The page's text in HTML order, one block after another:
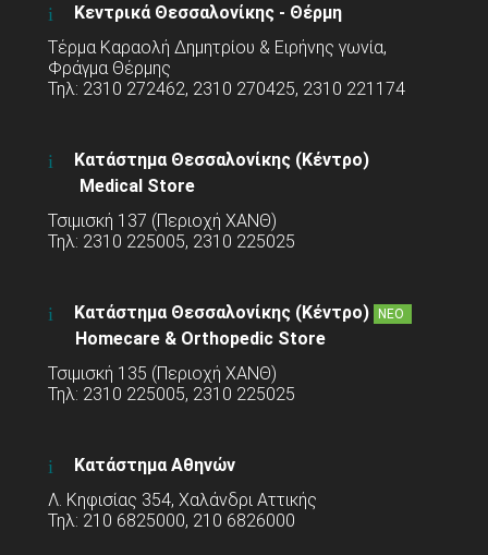
Κεντρικά Θεσσαλονίκης - Θέρμη
Τέρμα Καραολή Δημητρίου & Ειρήνης γωνία,
Φράγμα Θέρμης
Τηλ: 2310 272462, 2310 270425, 2310 221174
Κατάστημα Θεσσαλονίκης (Κέντρο)
Medical Store
Τσιμισκή 137 (Περιοχή ΧΑΝΘ)
Τηλ: 2310 225005, 2310 225025
Κατάστημα Θεσσαλονίκης (Κέντρο) ΝΕΟ
Homecare & Orthopedic Store
Τσιμισκή 135 (Περιοχή ΧΑΝΘ)
Τηλ: 2310 225005, 2310 225025
Κατάστημα Αθηνών
Λ. Κηφισίας 354, Χαλάνδρι Αττικής
Τηλ: 210 6825000, 210 6826000